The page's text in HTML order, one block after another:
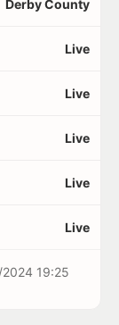
Derby County
Live
Live
Live
Live
Live
19:25